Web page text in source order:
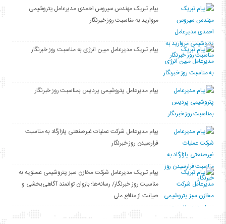
پیام تبریک مهندس سیروس احمدی مدیرعامل پتروشیمی
مروارید به مناسبت روز خبرنگار
پیام تبریک مدیرعامل مبین انرژی به مناسبت روز خبرنگار
پیام مدیرعامل پتروشیمی پردیس بمناسبت روز خبرنگار
پیام مدیرعامل شرکت عملیات غیرصنعتی پازارگاد به مناسبت
فرارسیدن روز خبرنگار
پیام تبریک مدیرعامل شرکت مخازن سبز پتروشیمی عسلویه به
مناسبت روز خبرنگار/ رسانه‌ها؛ بازوان توانمند آگاهی‌بخشی و
صیانت از منافع ملی